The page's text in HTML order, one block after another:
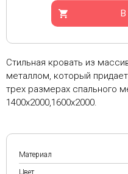
В
Стильная кровать из
металлом, который
трех размерах спального
1400х2000,1600х2000.
Материал
Цвет